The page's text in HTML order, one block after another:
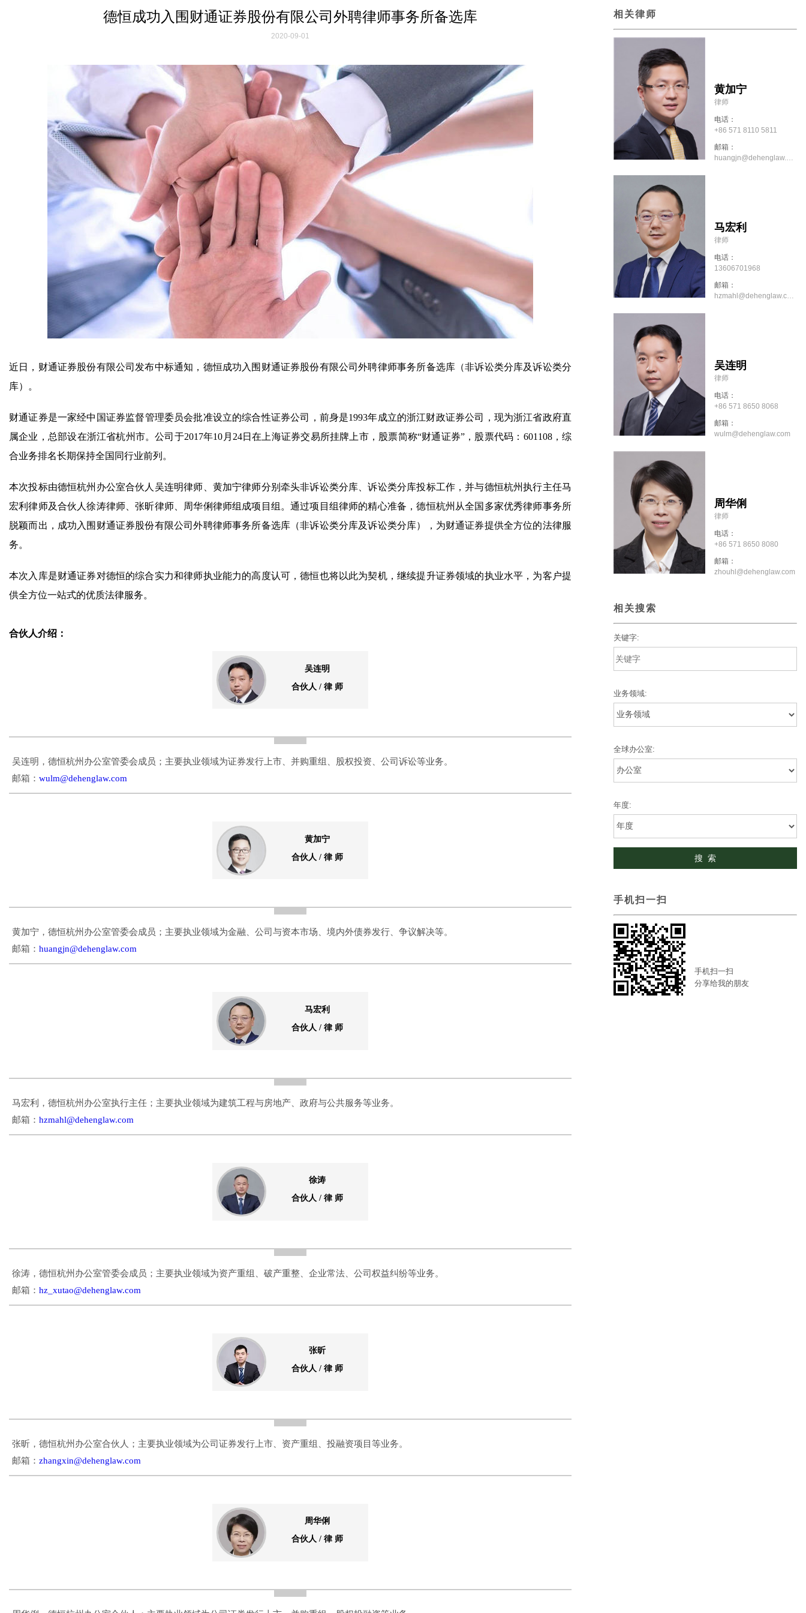
德恒成功入围财通证券股份有限公司外聘律师事务所备选库
2020-09-01
近日，财通证券股份有限公司发布中标通知，德恒成功入围财通证券股份有限公司外聘律师事务所备选库（非诉讼类分库及诉讼类分
库）。
财通证券是一家经中国证券监督管理委员会批准设立的综合性证券公司，前身是1993年成立的浙江财政证券公司，现为浙江省政府直
属企业，总部设在浙江省杭州市。公司于2017年10月24日在上海证券交易所挂牌上市，股票简称“财通证券”，股票代码：601108，综
合业务排名长期保持全国同行业前列。
本次投标由德恒杭州办公室合伙人吴连明律师、黄加宁律师分别牵头非诉讼类分库、诉讼类分库投标工作，并与德恒杭州执行主任马
宏利律师及合伙人徐涛律师、张昕律师、周华俐律师组成项目组。通过项目组律师的精心准备，德恒杭州从全国多家优秀律师事务所
脱颖而出，成功入围财通证券股份有限公司外聘律师事务所备选库（非诉讼类分库及诉讼类分库），为财通证券提供全方位的法律服
务。
本次入库是财通证券对德恒的综合实力和律师执业能力的高度认可，德恒也将以此为契机，继续提升证券领域的执业水平，为客户提
供全方位一站式的优质法律服务。
合伙人介绍：
吴连明
合伙人 / 律 师
吴连明，德恒杭州办公室管委会成员；主要执业领域为证券发行上市、并购重组、股权投资、公司诉讼等业务。
邮箱： wulm@dehenglaw.com
黄加宁
合伙人 / 律 师
黄加宁，德恒杭州办公室管委会成员；主要执业领域为金融、公司与资本市场、境内外债券发行、争议解决等。
邮箱： huangjn@dehenglaw.com
马宏利
合伙人 / 律 师
马宏利，德恒杭州办公室执行主任；主要执业领域为建筑工程与房地产、政府与公共服务等业务。
邮箱： hzmahl@dehenglaw.com
徐涛
合伙人 / 律 师
徐涛，德恒杭州办公室管委会成员；主要执业领域为资产重组、破产重整、企业常法、公司权益纠纷等业务。
邮箱： hz_xutao@dehenglaw.com
张昕
合伙人 / 律 师
张昕，德恒杭州办公室合伙人；主要执业领域为公司证券发行上市、资产重组、投融资项目等业务。
邮箱： zhangxin@dehenglaw.com
周华俐
合伙人 / 律 师
相关律师
黄加宁
律师
电话：
+86 571 8110 5811
邮箱：
huangjn@dehenglaw.com
马宏利
律师
电话：
13606701968
邮箱：
hzmahl@dehenglaw.com
吴连明
律师
电话：
+86 571 8650 8068
邮箱：
wulm@dehenglaw.com
周华俐
律师
电话：
+86 571 8650 8080
邮箱：
zhouhl@dehenglaw.com
相关搜索
关键字:
业务领域:
全球办公室:
年度:
手机扫一扫
手机扫一扫
分享给我的朋友